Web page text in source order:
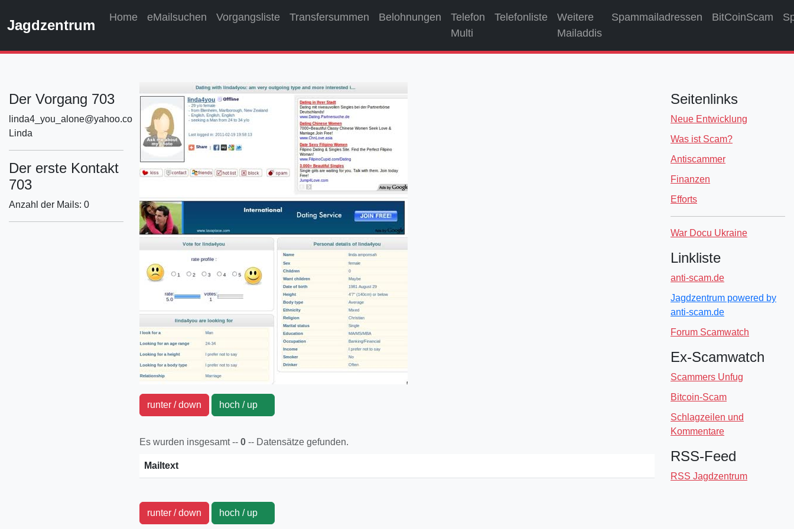
Jagdzentrum Home eMailsuchen Vorgangsliste Transfersummen Belohnungen
Telefon
Multi
Telefonliste
Weitere
Mailaddis
Spammailadressen BitCoinScam
Der Vorgang 703
linda4_you_alone@yahoo.com
Linda
Der erste Kontakt
703
Anzahl der Mails: 0
runter / down hoch / up
Es wurden insgesamt -- 0 -- Datensätze gefunden.
Mailtext
runter / down hoch / up
Seitenlinks
Neue Entwicklung
Was ist Scam?
Antiscammer
Finanzen
Efforts
War Docu Ukraine
Linkliste
anti-scam.de
Jagdzentrum powered by
anti-scam.de
Forum Scamwatch
Ex-Scamwatch
Scammers Unfug
Bitcoin-Scam
Schlagzeilen und
Kommentare
RSS-Feed
RSS Jagdzentrum